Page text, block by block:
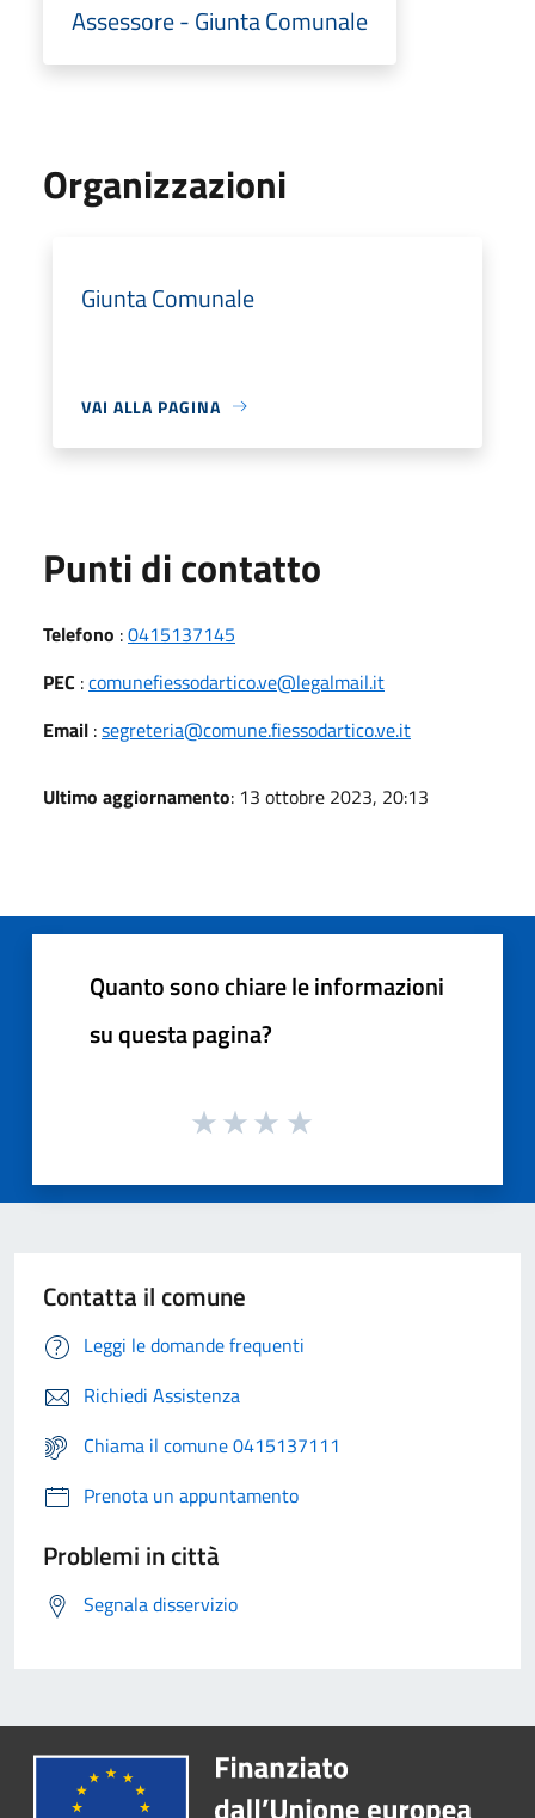
Assessore - Giunta Comunale
Organizzazioni
Giunta Comunale
VAI ALLA PAGINA
Punti di contatto
Telefono :0415137145
PEC :comunefiessodartico.ve@legalmail.it
Email :segreteria@comune.fiessodartico.ve.it
Ultimo aggiornamento: 13 ottobre 2023, 20:13
Quanto sono chiare le informazioni
su questa pagina?
Contatta il comune
Leggi le domande frequenti
Richiedi Assistenza
Chiama il comune 0415137111
Prenota un appuntamento
Problemi in città
Segnala disservizio